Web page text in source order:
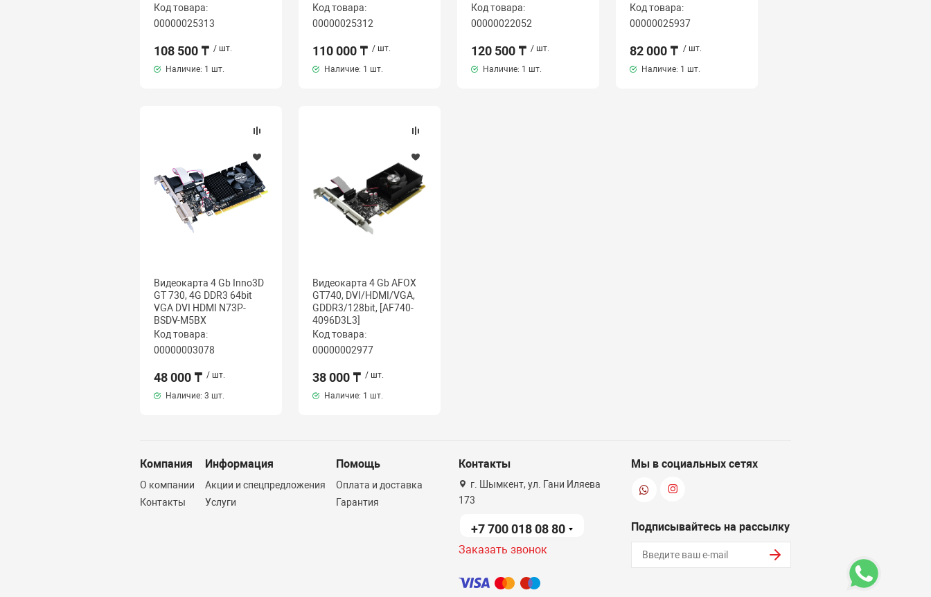
Код товара:
00000025313
108 500 ₸ / шт.
Наличие: 1 шт.
Код товара:
00000025312
110 000 ₸ / шт.
Наличие: 1 шт.
Код товара:
00000022052
120 500 ₸ / шт.
Наличие: 1 шт.
Код товара:
00000025937
82 000 ₸ / шт.
Наличие: 1 шт.
Видеокарта 4 Gb Inno3D
GT 730, 4G DDR3 64bit
VGA DVI HDMI N73P-
BSDV-M5BX
Код товара:
00000003078
48 000 ₸ / шт.
Наличие: 3 шт.
Видеокарта 4 Gb AFOX
GT740, DVI/HDMI/VGA,
GDDR3/128bit, [AF740-
4096D3L3]
Код товара:
00000002977
38 000 ₸ / шт.
Наличие: 1 шт.
Компания
О компании
Контакты
Информация
Акции и спецпредложения
Услуги
Помощь
Оплата и доставка
Гарантия
Контакты
г. Шымкент, ул. Гани Иляева
173
+7 700 018 08 80
Заказать звонок
Мы в социальных сетях
Подписывайтесь на рассылку